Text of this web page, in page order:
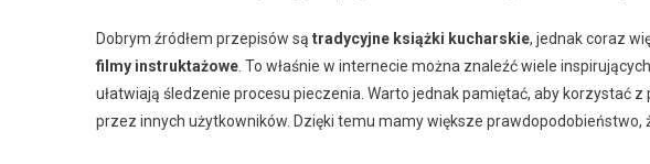
Dobrym źródłem przepisów są tradycyjne książki kucharskie, jednak coraz
filmy instruktażowe. To właśnie w internecie można znaleźć wiele
ułatwiają śledzenie procesu pieczenia. Warto jednak pamiętać, aby korzystać
przez innych użytkowników. Dzięki temu mamy większe prawdopodobieństwo,